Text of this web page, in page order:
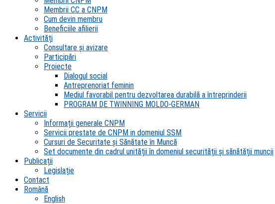
Membrii CC a CNPM
Cum devin membru
Beneficiile afilierii
Activități
Consultare și avizare
Participări
Proiecte
Dialogul social
Antreprenoriat feminin
Mediul favorabil pentru dezvoltarea durabilă a întreprinderii
PROGRAM DE TWINNING MOLDO-GERMAN
Servicii
Informații generale CNPM
Servicii prestate de CNPM in domeniul SSM
Cursuri de Securitate și Sănătate în Muncă
Set documente din cadrul unității în domeniul securității și sănătății muncii
Publicații
Legislație
Contact
Română
English